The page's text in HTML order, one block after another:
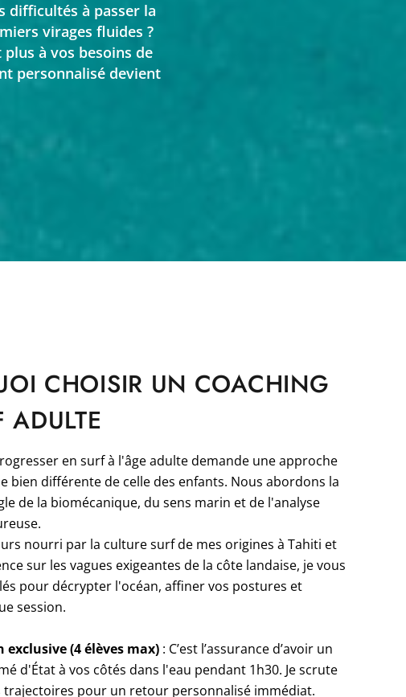
difficultés à passer la
virages fluides ?
à vos besoins de
personnalisé devient
CHOISIR UN COACHING
ADULTE
en surf à l'âge adulte demande une approche
bien différente de celle des enfants. Nous abordons la
de la biomécanique, du sens marin et de l'analyse
nourri par la culture surf de mes origines à Tahiti et
sur les vagues exigeantes de la côte landaise, je vous
pour décrypter l'océan, affiner vos postures et
session.
(4 élèves max): C’est l’assurance d’avoir un
d'État à vos côtés dans l'eau pendant 1h30. Je scrute
trajectoires pour un retour personnalisé immédiat.